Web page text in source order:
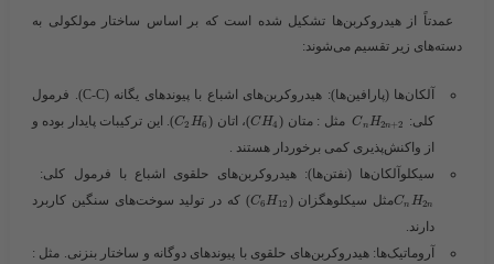
عمدتاً از هیدروکربن‌ها تشکیل شده است که بر اساس ساختار مولکولی به
دسته‌های زیر تقسیم می‌شوند:
آلکان‌ها (پارافین‌ها)
: هیدروکربن‌های اشباع با پیوندهای یگانه (C-C). فرمول
کلی:
CnH2n+2 مثل : متان (​ CH4 )، اتان (​ C2 H6
​). این ترکیبات پایدار بوده و
از واکنش‌پذیری کمی برخوردار هستند .
سیکلوآلکان‌ها (نفتن‌ها): هیدروکربن‌های حلقوی اشباع با فرمول کلی: ​
Cn H2n ​مثل سیکلوهگزان (​ C6H 12
) که در تولید سوخت‌های سنگین کاربرد
دارند.
آروماتیک‌ها: هیدروکربن‌های حلقوی با پیوندهای دوگانه و ساختار بنزنی. مثل :